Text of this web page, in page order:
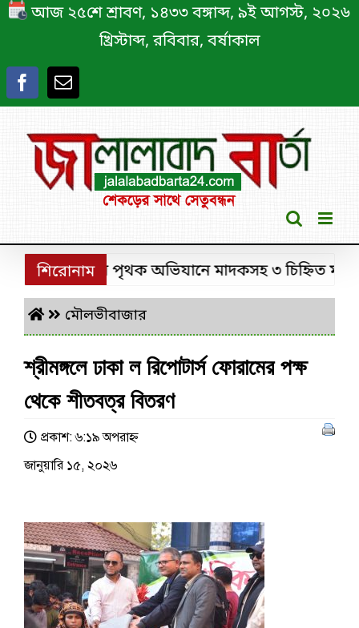
Skip
content
আজ ২৫শে শ্রাবণ, ১৪৩৩ বঙ্গাব্দ, ৯ই আগস্ট, ২০২৬
খ্রিস্টাব্দ, রবিবার, বর্ষাকাল
শিরোনাম
ডিবির পৃথক অভিযানে মাদকসহ ৩ চিহ্নিত মাদক
মৌলভীবাজার
শ্রীমঙ্গলে ঢাকা ল রিপোটার্স ফোরামের পক্ষ
থেকে শীতবত্র বিতরণ
প্রকাশ: ৬:১৯ অপরাহ্ণ
জানুয়ারি ১৫, ২০২৬